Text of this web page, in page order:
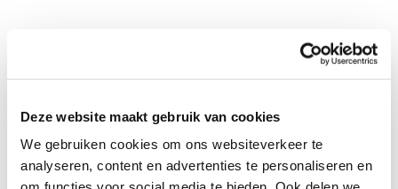
Deze website maakt gebruik van cookies
We gebruiken cookies om ons websiteverkeer te
analyseren, content en advertenties te personaliseren en
Dunne darm: verder verteren en opname
beschikbaar zijn. De dunne darm zorgt ervoor dat
deze via de darmwand in het lichaam
terechtkomen. Dat gaat in een paar onderdelen